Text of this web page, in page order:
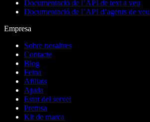
Documentació de l’API de text a veu
Documentació de l’API d’agents de veu
Empresa
Sobre nosaltres
Contacte
Blog
Feina
Afiliats
Ajuda
Estat del servei
Premsa
Kit de marca